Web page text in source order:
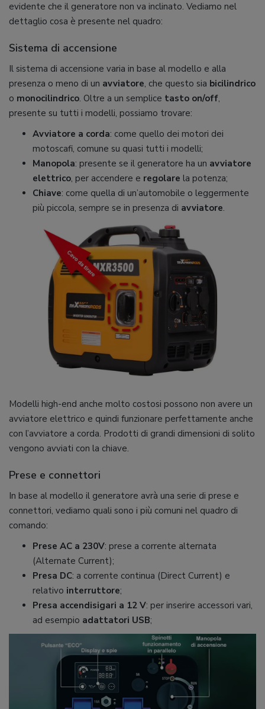
evidente che il generatore non va inclinato. Vediamo nel
dettaglio cosa è presente nel quadro:
Sistema di accensione
Il sistema di accensione varia in base al modello e alla
presenza o meno di un avviatore, che questo sia bicilindrico
o monocilindrico. Oltre a un semplice tasto on/off,
presente su tutti i modelli, possiamo trovare:
Avviatore a corda: come quello dei motori dei
motoscafi, comune su quasi tutti i modelli;
Manopola: presente se il generatore ha un avviatore
elettrico, per accendere e regolare la potenza;
Chiave: come quella di un’automobile o leggermente
più piccola, sempre se in presenza di avviatore.
Modelli high-end anche molto costosi possono non avere un
avviatore elettrico e quindi funzionare perfettamente anche
con l’avviatore a corda. Prodotti di grandi dimensioni di solito
vengono avviati con la chiave.
Prese e connettori
In base al modello il generatore avrà una serie di prese e
connettori, vediamo quali sono i più comuni nel quadro di
comando:
Prese AC a 230V: prese a corrente alternata
(Alternate Current);
Presa DC: a corrente continua (Direct Current) e
relativo interruttore;
Presa accendisigari a 12 V: per inserire accessori vari,
ad esempio adattatori USB;